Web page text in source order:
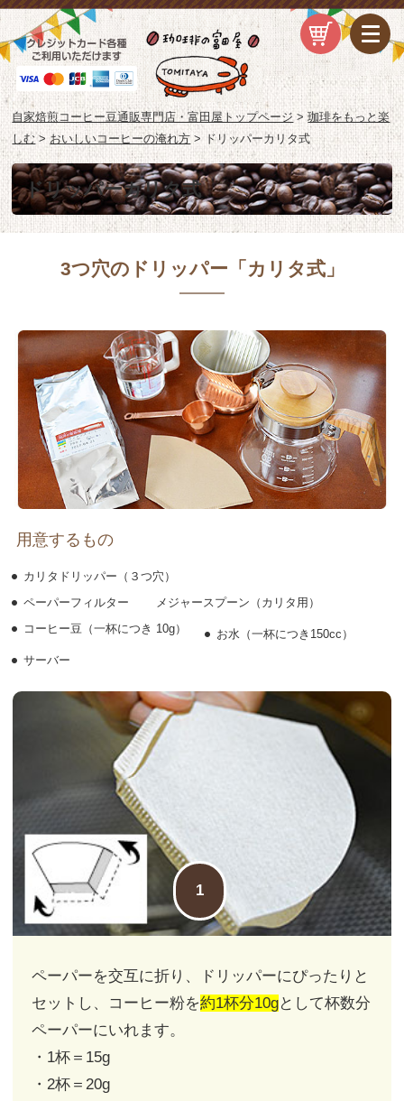
自家焙煎コーヒー豆通販専門店・富田屋トップページ>珈琲をもっと楽
しむ> おいしいコーヒーの淹れ方 > ドリッパーカリタ式
ドリッパーカリタ式
3つ穴のドリッパー「カリタ式」
用意するもの
カリタドリッパー（３つ穴）
ペーパーフィルター メジャースプーン（カリタ用）
コーヒー豆（一杯につき 10g）
お水（一杯につき150cc）
サーバー
1
ペーパーを交互に折り、ドリッパーにぴったりと
セットし、コーヒー粉を約1杯分10gとして杯数分
ペーパーにいれます。
・1杯＝15g
・2杯＝20g